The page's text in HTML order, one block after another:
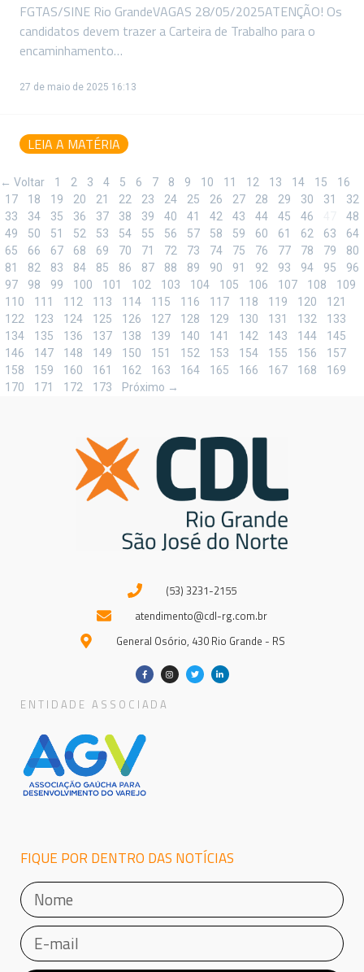
FGTAS/SINE Rio GrandeVAGAS 28/05/2025ATENÇÃO! Os
candidatos devem trazer a Carteira de Trabalho para o
encaminhamento…
27 de maio de 2025 16:13
LEIA A MATÉRIA
← Voltar 1 2 3 4 5 6 7 8 9 10 11 12 13 14 15
16
17
18 19 20 21 22 23 24 25 26 27 28 29 30 31
32
33
34 35 36 37 38 39 40 41 42 43 44 45 46
48
49
50 51 52 53 54 55 56 57 58 59 60 61 62 63
64
65
66 67 68 69 70 71 72 73 74 75 76 77 78 79
80
81
82 83 84 85 86 87 88 89 90 91 92 93 94 95
96
97
98 99 100 101 102 103 104 105 106 107 108
109
110
111 112 113 114 115 116 117 118 119 120
121
122
123 124 125 126 127 128 129 130 131 132
133
134
135 136 137 138 139 140 141 142 143 144
145
146
147 148 149 150 151 152 153 154 155 156
157
158
159 160 161 162 163 164 165 166 167 168
169
170
171 172 173 Próximo →
(53) 3231-2155
atendimento@cdl-rg.com.br
General Osório, 430 Rio Grande - RS
ENTIDADE ASSOCIADA
FIQUE POR DENTRO DAS NOTÍCIAS